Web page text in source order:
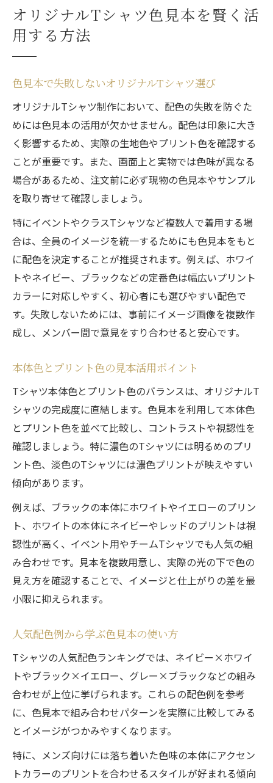
オリジナルTシャツ色見本を賢く活
用する方法
色見本で失敗しないオリジナルTシャツ選び
オリジナルTシャツ制作において、配色の失敗を防ぐた
めには色見本の活用が欠かせません。配色は印象に大き
く影響するため、実際の生地色やプリント色を確認する
ことが重要です。また、画面上と実物では色味が異なる
場合があるため、注文前に必ず現物の色見本やサンプル
を取り寄せて確認しましょう。
特にイベントやクラスTシャツなど複数人で着用する場
合は、全員のイメージを統一するためにも色見本をもと
に配色を決定することが推奨されます。例えば、ホワイ
トやネイビー、ブラックなどの定番色は幅広いプリント
カラーに対応しやすく、初心者にも選びやすい配色で
す。失敗しないためには、事前にイメージ画像を複数作
成し、メンバー間で意見をすり合わせると安心です。
本体色とプリント色の見本活用ポイント
Tシャツ本体色とプリント色のバランスは、オリジナルT
シャツの完成度に直結します。色見本を利用して本体色
とプリント色を並べて比較し、コントラストや視認性を
確認しましょう。特に濃色のTシャツには明るめのプリ
ント色、淡色のTシャツには濃色プリントが映えやすい
傾向があります。
例えば、ブラックの本体にホワイトやイエローのプリン
ト、ホワイトの本体にネイビーやレッドのプリントは視
認性が高く、イベント用やチームTシャツでも人気の組
み合わせです。見本を複数用意し、実際の光の下で色の
見え方を確認することで、イメージと仕上がりの差を最
小限に抑えられます。
人気配色例から学ぶ色見本の使い方
Tシャツの人気配色ランキングでは、ネイビー×ホワイ
トやブラック×イエロー、グレー×ブラックなどの組み
合わせが上位に挙げられます。これらの配色例を参考
に、色見本で組み合わせパターンを実際に比較してみる
とイメージがつかみやすくなります。
特に、メンズ向けには落ち着いた色味の本体にアクセン
トカラーのプリントを合わせるスタイルが好まれる傾向